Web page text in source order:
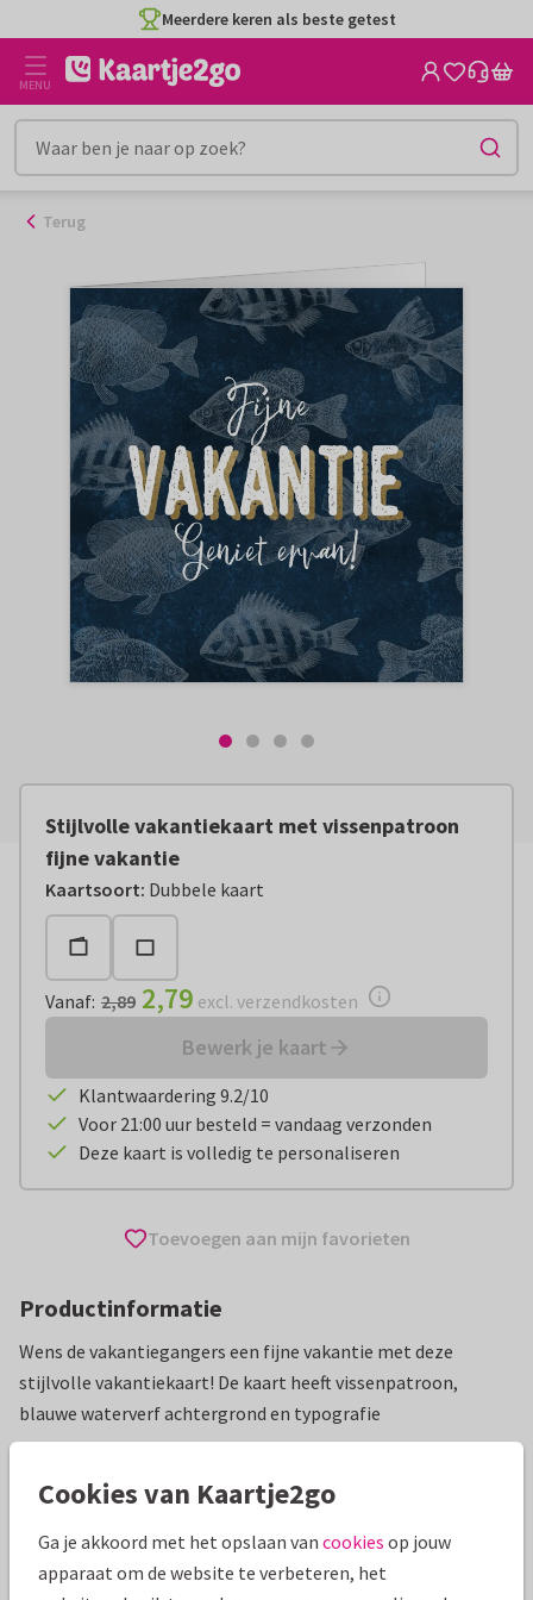
naar
inhoud
Meerdere keren als beste getest
MENU
Terug
Stijlvolle vakantiekaart met vissenpatroon
fijne vakantie
Kaartsoort: Dubbele kaart
Vanaf:€ 2,79 excl. verzendkosten
Vanaf: 2,89 2,79 excl. verzendkosten
Bewerk je kaart
Klantwaardering 9.2/10
Voor 21:00 uur besteld = vandaag verzonden
Deze kaart is volledig te personaliseren
Toevoegen aan mijn favorieten
Productinformatie
Wens de vakantiegangers een fijne vakantie met deze
stijlvolle vakantiekaart! De kaart heeft vissenpatroon,
blauwe waterverf achtergrond en typografie
Vakantiekaarten AnoukS Fijne vakantie
Cookies van Kaartje2go
Ga je akkoord met het opslaan van cookies op jouw
apparaat om de website te verbeteren, het